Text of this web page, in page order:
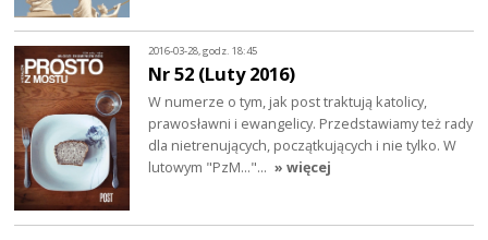
2016-03-28, godz. 18:45
Nr 52 (Luty 2016)
W numerze o tym, jak post traktują katolicy,
prawosławni i ewangelicy. Przedstawiamy też rady
dla nietrenujących, początkujących i nie tylko. W
lutowym "PzM..."… » więcej